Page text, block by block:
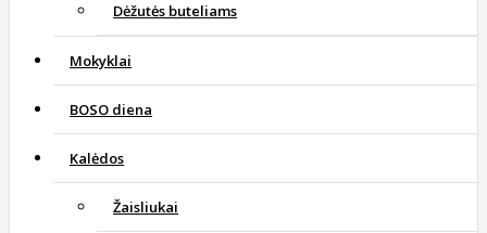
Dėžutės buteliams
Mokyklai
BOSO diena
Kalėdos
Žaisliukai